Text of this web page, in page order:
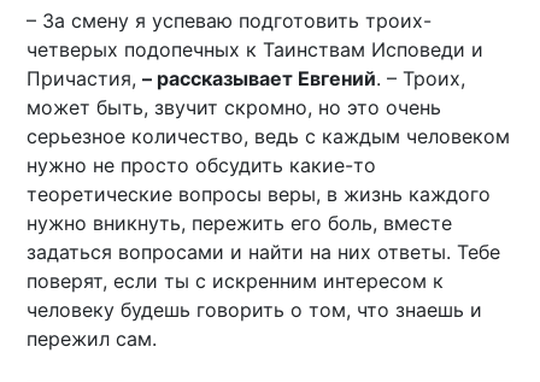
– За смену я успеваю подготовить троих-
четверых подопечных к Таинствам Исповеди и
Причастия,– рассказывает Евгений. – Троих,
может быть, звучит скромно, но это очень
серьезное количество, ведь с каждым человеком
нужно не просто обсудить какие-то
теоретические вопросы веры, в жизнь каждого
нужно вникнуть, пережить его боль, вместе
задаться вопросами и найти на них ответы. Тебе
поверят, если ты с искренним интересом к
человеку будешь говорить о том, что знаешь и
пережил сам.